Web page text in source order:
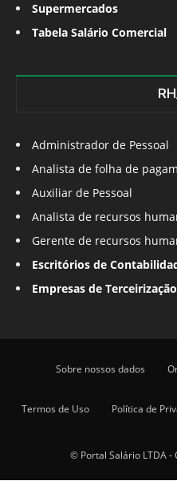
Supermercados
Tabela Salário Comercial
Administrador de Pessoal
Analista de folha de
Auxiliar de Pessoal
Analista de recursos
Gerente de recursos
Escritórios de
Empresas de
Sobre nossos dados
Termos de Uso Política de
© Portal Salário LTDA -